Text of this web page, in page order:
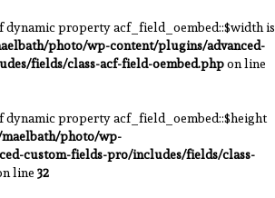
dynamic property acf_field_oembed::$width is
photo/wp-content/plugins/advanced-
fields/class-acf-field-oembed.phpon line
dynamic property acf_field_oembed::$height
photo/wp-
custom-fields-pro/includes/fields/class-
line32